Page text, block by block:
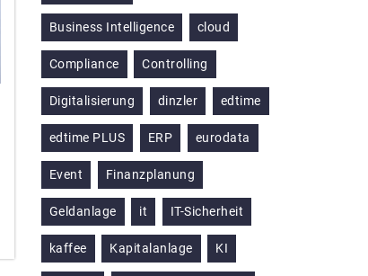
Business Intelligence cloud
Compliance Controlling
Digitalisierung dinzler edtime
edtime PLUS ERP eurodata
Event Finanzplanung
Geldanlage it IT-Sicherheit
kaffee Kapitalanlage KI